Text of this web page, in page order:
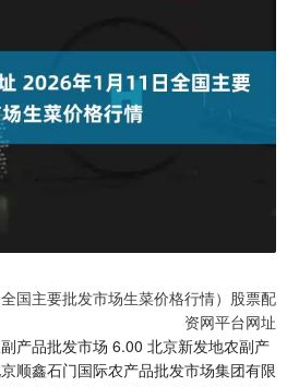
国主要批发市场生菜价格行情）股票配
资网平台网址
产品批发市场 6.00 北京新发地农副产
顺鑫石门国际农产品批发市场集团有限